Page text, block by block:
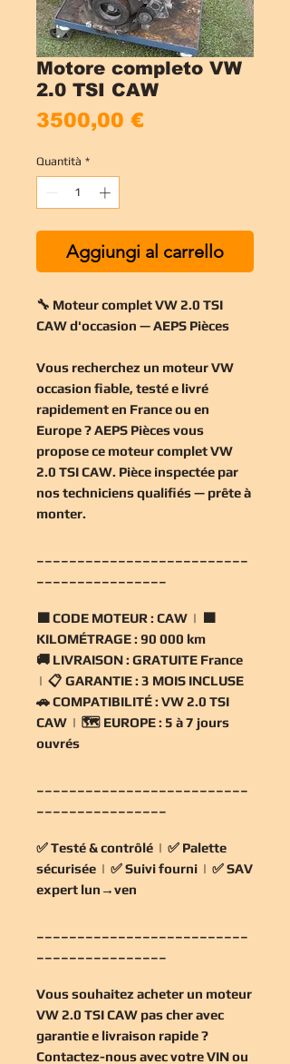
Motore completo VW
2.0 TSI CAW
3500,00 €
Quantità *
Aggiungi al carrello
🔧 Moteur complet VW 2.0 TSI
CAW d'occasion — AEPS Pièces
Vous recherchez un moteur VW
occasion fiable, testé e livré
rapidement en France ou en
Europe ? AEPS Pièces vous
propose ce moteur complet VW
2.0 TSI CAW. Pièce inspectée par
nos techniciens qualifiés — prête à
monter.
🟧CODE MOTEUR : CAW | 🟧
KILOMÉTRAGE : 90 000 km
🚚 LIVRAISON : GRATUITE France
| 📋 GARANTIE : 3 MOIS INCLUSE
🚗COMPATIBILITÉ : VW 2.0 TSI
CAW | 🗺️ EUROPE : 5 à 7 jours
ouvrés
✅Testé & contrôlé | ✅ Palette
sécurisée | ✅Suivi fourni | ✅SAV
expert lun→ven
Vous souhaitez acheter un moteur
VW 2.0 TSI CAW pas cheravec
garantie e livraison rapide ?
Contactez-nous avec votre VIN ou